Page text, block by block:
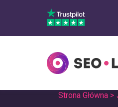
treści
Strona Główna >